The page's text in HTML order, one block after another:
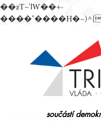
��zƬ~'ߊW��+-
součástí